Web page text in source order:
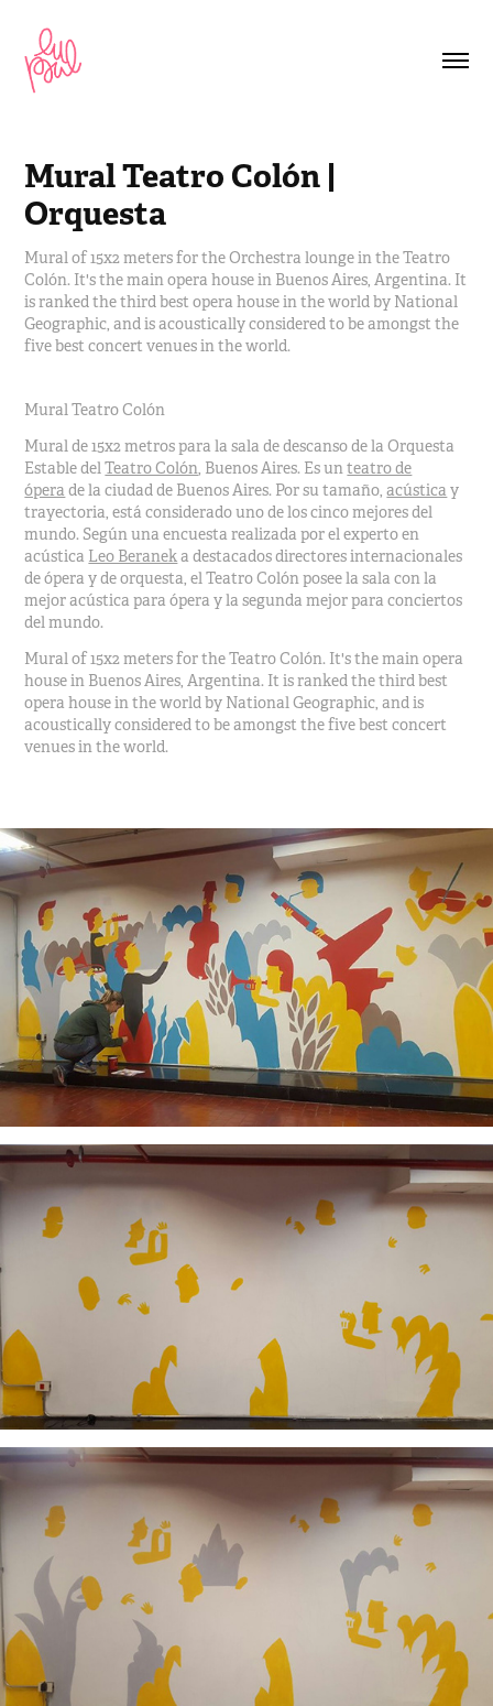
Mural Teatro Colón |
Orquesta
Mural of 15x2 meters for the Orchestra lounge in the Teatro
Colón. It's the main opera house in Buenos Aires, Argentina. It
is ranked the third best opera house in the world by National
Geographic, and is acoustically considered to be amongst the
Mural Teatro Colón
Mural de 15x2 metros para la sala de descanso de la Orquesta
Estable delTeatro Colón, Buenos Aires. Es unteatro de
ópera de la ciudad de Buenos Aires. Por su tamaño,acústica ​ y
trayectoria, está considerado uno de los cinco mejores del
mundo. Según una encuesta realizada por el experto en
acústica Leo Beraneka destacados directores internacionales
de ópera y de orquesta, el Teatro Colón posee la sala con la
mejor acústica para ópera y la segunda mejor para conciertos
del mundo.
Mural of 15x2 meters for the Teatro Colón. It's the main opera
house in Buenos Aires, Argentina. It is ranked the third best
opera house in the world by National Geographic, and is
acoustically considered to be amongst the five best concert
venues in the world.